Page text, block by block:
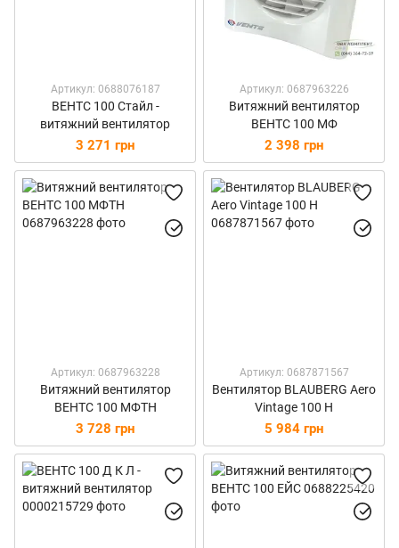
Артикул: 0688076187
ВЕНТС 100 Стайл -
витяжний вентилятор
3 271 грн
Артикул: 0687963226
Витяжний вентилятор
ВЕНТС 100 МФ
2 398 грн
Артикул: 0687963228
Витяжний вентилятор
ВЕНТС 100 МФТН
3 728 грн
Артикул: 0687871567
Вентилятор BLAUBERG Aero
Vintage 100 Н
5 984 грн